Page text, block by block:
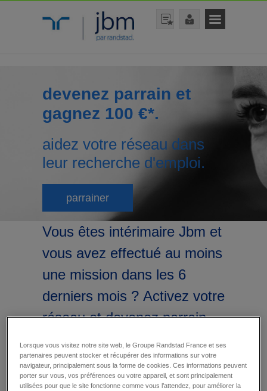
devenez parrain et
gagnez 100 €*.
aidez votre réseau dans
leur recherche d'emploi.
parrainer
Vous êtes intérimaire Jbm et
vous avez effectué au moins
une mission dans les 6
derniers mois ? Activez votre
réseau et devenez parrain
Jbm.
Si l’un de vos filleuls cumule 100 heures
de missions, pour un ou plusieurs de nos
Lorsque vous visitez notre site web, le Groupe Randstad France et ses
partenaires peuvent stocker et récupérer des informations sur votre
navigateur, principalement sous la forme de cookies. Ces informations peuvent
porter sur vous, vos préférences ou votre appareil, et sont principalement
utilisées pour que le site fonctionne comme vous l’attendez, pour améliorer la